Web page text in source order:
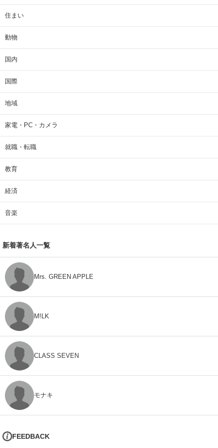
住まい
動物
国内
国際
地域
家電・PC・カメラ
就職・転職
教育
経済
音楽
新着著名人一覧
Mrs. GREEN APPLE
M!LK
CLASS SEVEN
モナキ
FEEDBACK